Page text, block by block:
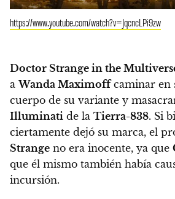
https://www.youtube.com/watch?v=JqcncLPi9zw
Doctor Strange in the
aWanda Maximoffcaminar en
cuerpo de su variante y
Illuminati de la Tierra-838. Si
ciertamente dejó su marca, el
Strange no era inocente, ya que
que él mismo también había
incursión.